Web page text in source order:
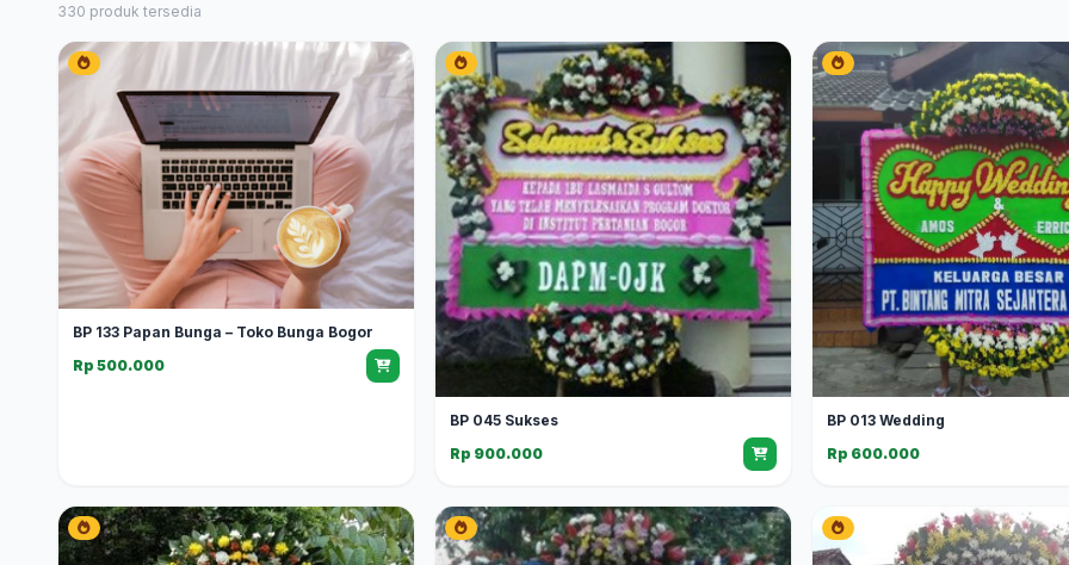
330 produk tersedia
BP 133 Papan Bunga – Toko Bunga Bogor
Rp 500.000
BP 045 Sukses
Rp 900.000
BP 013 Wedding
Rp 600.000